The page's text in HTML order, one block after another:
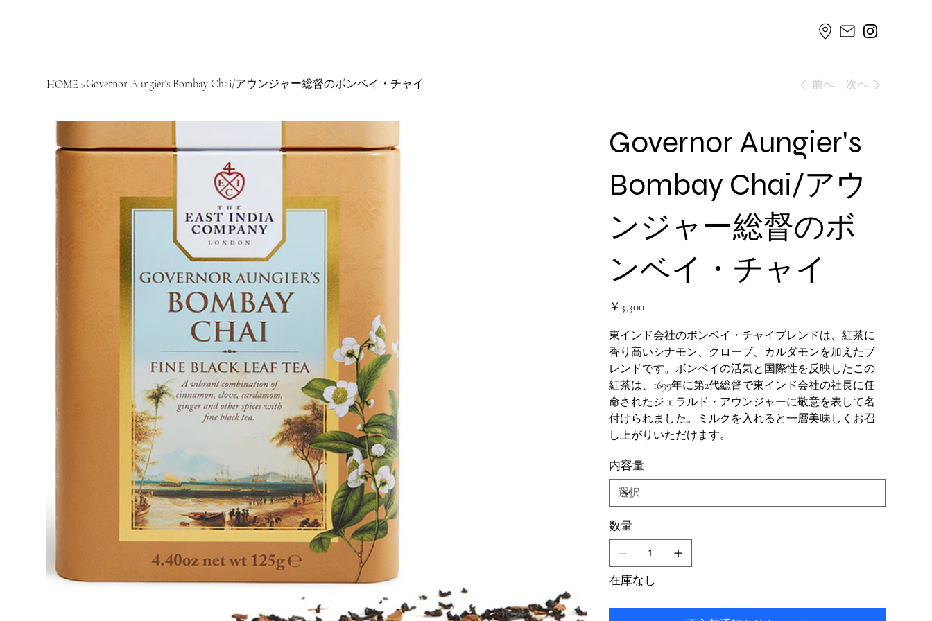
HOME >Governor Aungier's Bombay Chai/アウンジャー総督のボンベイ・チャイ 前へ 次へ
Governor Aungier's
Bombay Chai/アウ
ンジャー総督のボ
ンベイ・チャイ
価
格
￥3,300
東インド会社のボンベイ・チャイブレンドは、紅茶に
香り高いシナモン、クローブ、カルダモンを加えたブ
レンドです。ボンベイの活気と国際性を反映したこの
紅茶は、1699年に第2代総督で東インド会社の社長に任
命されたジェラルド・アウンジャーに敬意を表して名
付けられました。ミルクを入れると一層美味しくお召
し上がりいただけます。
内容量
数量
在庫なし